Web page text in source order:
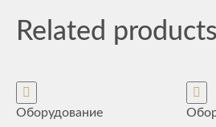
Related products
Оборудование